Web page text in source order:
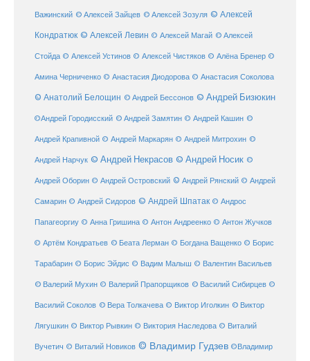
Важинский © Алексей Зайцев © Алексей Зозуля © Алексей
Кондратюк © Алексей Левин © Алексей Магай © Алексей
Стойда © Алексей Устинов © Алексей Чистяков © Алёна Бренер ©
Амина Черниченко © Анастасия Диодорова © Анастасия Соколова
© Анатолий Белощин © Андрей Бессонов © Андрей Бизюкин
©Андрей Городисский © Андрей Замятин © Андрей Кашин ©
Андрей Крапивной © Андрей Маркарян © Андрей Митрохин ©
Андрей Нарчук © Андрей Некрасов © Андрей Носик ©
Андрей Оборин © Андрей Островский © Андрей Рянский © Андрей
Самарин © Андрей Сидоров © Андрей Шпатак © Андрос
Папагеоргиу © Анна Гришина © Антон Андреенко © Антон Жучков
© Артём Кондратьев © Беата Лерман © Богдана Ващенко © Борис
Тарабарин © Борис Эйдис © Вадим Малыш © Валентин Васильев
© Валерий Мухин © Валерий Прапорщиков © Василий Сибирцев ©
Василий Соколов © Вера Толкачева © Виктор Иголкин © Виктор
Лягушкин © Виктор Рывкин © Виктория Наследова © Виталий
Вучетич © Виталий Новиков © Владимир Гудзев ©Владимир